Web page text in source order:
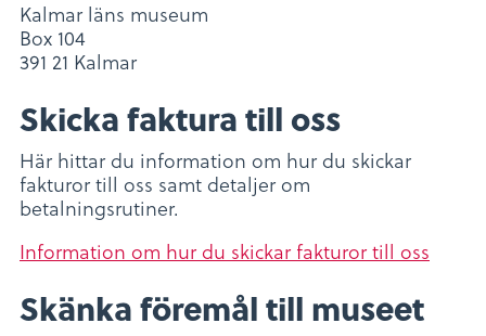
Kalmar läns museum
Box 104
391 21 Kalmar
Skicka faktura till oss
Här hittar du information om hur du skickar
fakturor till oss samt detaljer om
betalningsrutiner.
Information om hur du skickar fakturor till oss
Skänka föremål till museet